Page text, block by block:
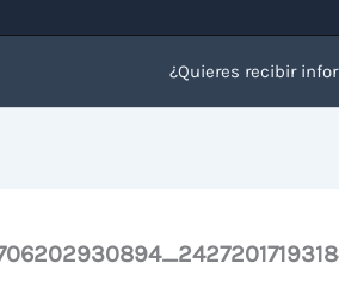
¿Quieres recibir